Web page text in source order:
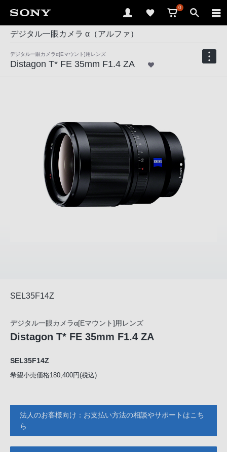
0
デジタル一眼カメラ α（アルファ）
デジタル一眼カメラα[Eマウント]用レンズ
Distagon T* FE 35mm F1.4 ZA
SEL35F14Z
デジタル一眼カメラα[Eマウント]用レンズ
Distagon T* FE 35mm F1.4 ZA
SEL35F14Z
希望小売価格180,400円(税込)
法人のお客様向け：お支払い方法の相談やサポートはこち
ら